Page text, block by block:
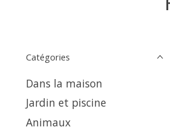
Catégories
Dans la maison
Jardin et piscine
Animaux